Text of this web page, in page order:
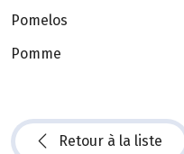
Pomelos
Pomme
Retour à la liste